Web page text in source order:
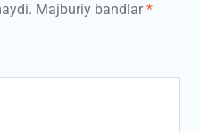
Majburiy bandlar*